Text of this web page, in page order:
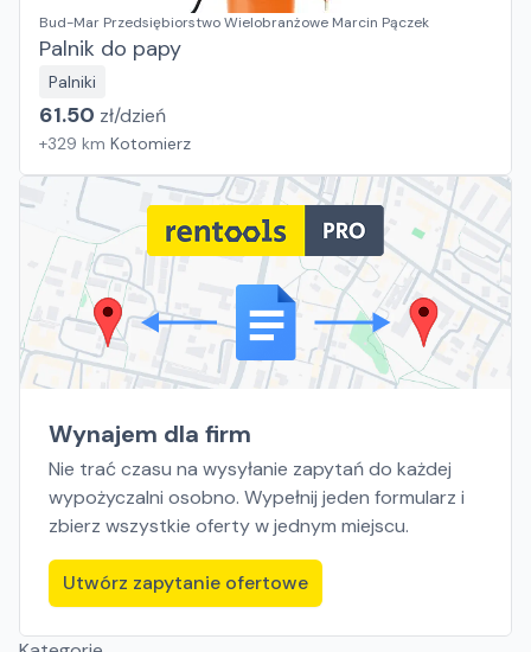
Bud-Mar Przedsiębiorstwo Wielobranżowe Marcin Pączek
Palnik do papy
Palniki
61.50 zł/dzień
+329 km Kotomierz
Wynajem dla firm
Nie trać czasu na wysyłanie zapytań do każdej
wypożyczalni osobno. Wypełnij jeden formularz i
zbierz wszystkie oferty w jednym miejscu.
Utwórz zapytanie ofertowe